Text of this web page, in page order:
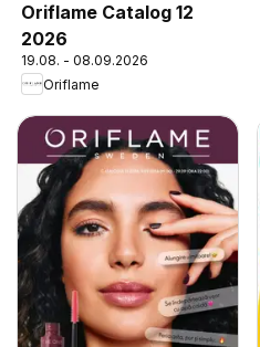
Oriflame Catalog 12
2026
19.08. - 08.09.2026
Oriflame